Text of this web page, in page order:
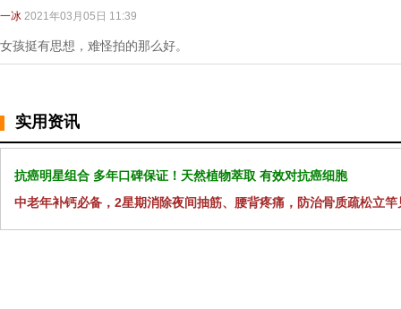
一冰 2021年03月05日 11:39
女孩挺有思想，难怪拍的那么好。
实用资讯
抗癌明星组合 多年口碑保证！天然植物萃取 有效对抗癌细胞
中老年补钙必备，2星期消除夜间抽筋、腰背疼痛，防治骨质疏松立竿